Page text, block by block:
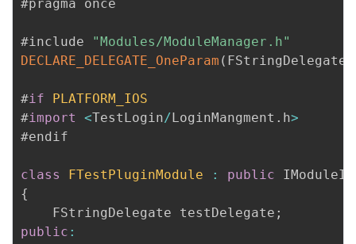
#pragma once
#include
"Modules/ModuleManager.h"
DECLARE_DELEGATE_OneParam ( FStringDelegate
#if
PLATFORM_IOS
#import <TestLogin/ LoginMangment . h>
#endif
class FTestPluginModule :
public
{
    FStringDelegate testDelegate
;
public :